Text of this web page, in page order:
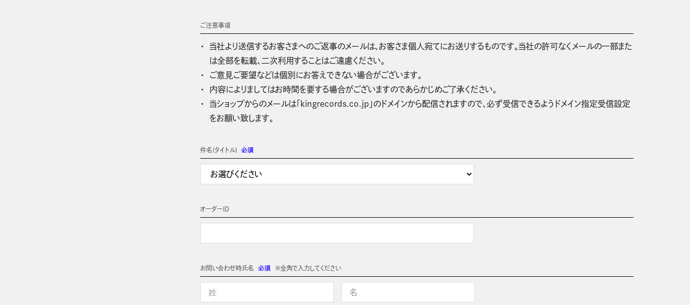
ご注意事項
当社より送信するお客さまへのご返事のメールは、お客さま個人宛てにお送りするものです。当社の許可なくメールの一部また
は全部を転載、二次利用することはご遠慮ください。
ご意見ご要望などは個別にお答えできない場合がございます。
内容によりましてはお時間を要する場合がございますのであらかじめご了承ください。
当ショップからのメールは「kingrecords.co.jp」のドメインから配信されますので、必ず受信できるようドメイン指定受信設定
をお願い致します。
件名(タイトル) 必須
オーダーＩＤ
お問い合わせ時氏名 必須 ※全角で入力してください